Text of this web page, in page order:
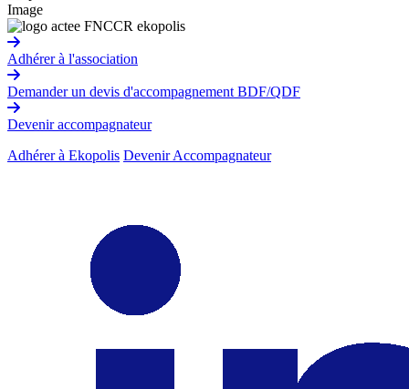
Image
Adhérer à l'association
Demander un devis d'accompagnement BDF/QDF
Devenir accompagnateur
Adhérer à Ekopolis Devenir Accompagnateur